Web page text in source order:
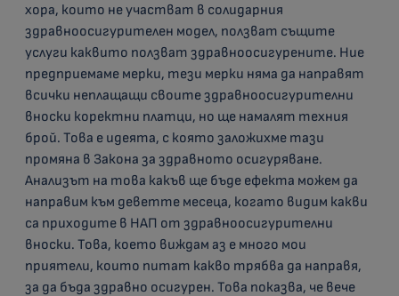
хора, които не участват в солидарния
здравноосигурителен модел, ползват същите
услуги каквито ползват здравноосигурените. Ние
предприемаме мерки, тези мерки няма да направят
всички неплащащи своите здравноосигурителни
вноски коректни платци, но ще намалят техния
брой. Това е идеята, с която заложихме тази
промяна в Закона за здравното осигуряване.
Анализът на това какъв ще бъде ефекта можем да
направим към деветте месеца, когато видим какви
са приходите в НАП от здравноосигурителни
вноски. Това, което виждам аз е много мои
приятели, които питат какво трябва да направя,
за да бъда здравно осигурен. Това показва, че вече